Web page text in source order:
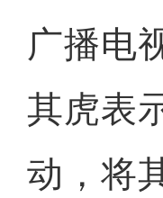
广播电
其虎表
动，将